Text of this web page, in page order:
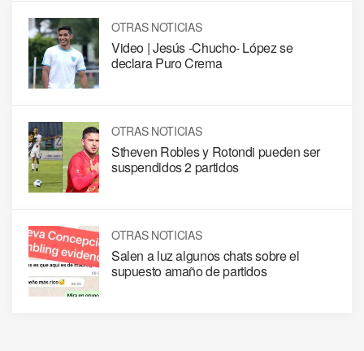
OTRAS NOTICIAS
Video | Jesús -Chucho- López se
declara Puro Crema
OTRAS NOTICIAS
Stheven Robles y Rotondi pueden ser
suspendidos 2 partidos
OTRAS NOTICIAS
Salen a luz algunos chats sobre el
supuesto amaño de partidos